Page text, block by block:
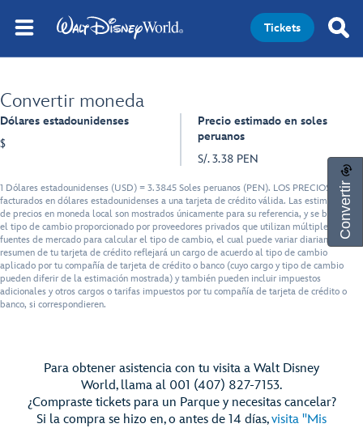
Tickets
Convertir
Convertir moneda
Dólares estadounidenses
$
Precio estimado en soles
peruanos
S/. 3.38 PEN
1 Dólares estadounidenses (USD) = 3.3845 Soles peruanos (PEN). LOS PRECIOS serán
facturados en dólares estadounidenses a una tarjeta de crédito válida. Las estimaciones
de precios en moneda local son mostrados únicamente para su referencia, y se basan en
el tipo de cambio proporcionado por proveedores privados que utilizan múltiples
fuentes de mercado para calcular el tipo de cambio, el cual puede variar diariamente. El
resumen de tu tarjeta de crédito reflejará un cargo de acuerdo al tipo de cambio
aplicado por tu compañía de tarjeta de crédito o banco (cuyo cargo y tipo de cambio
pueden diferir de la estimación mostrada) y también pueden incluir impuestos
adicionales y otros cargos o tarifas impuestos por tu compañía de tarjeta de crédito o
banco, si correspondieren.
Para obtener asistencia con tu visita a Walt Disney
World, llama al 001 (407) 827-7153.
¿Compraste tickets para un Parque y necesitas cancelar?
Si la compra se hizo en, o antes de 14 días,visita "Mis